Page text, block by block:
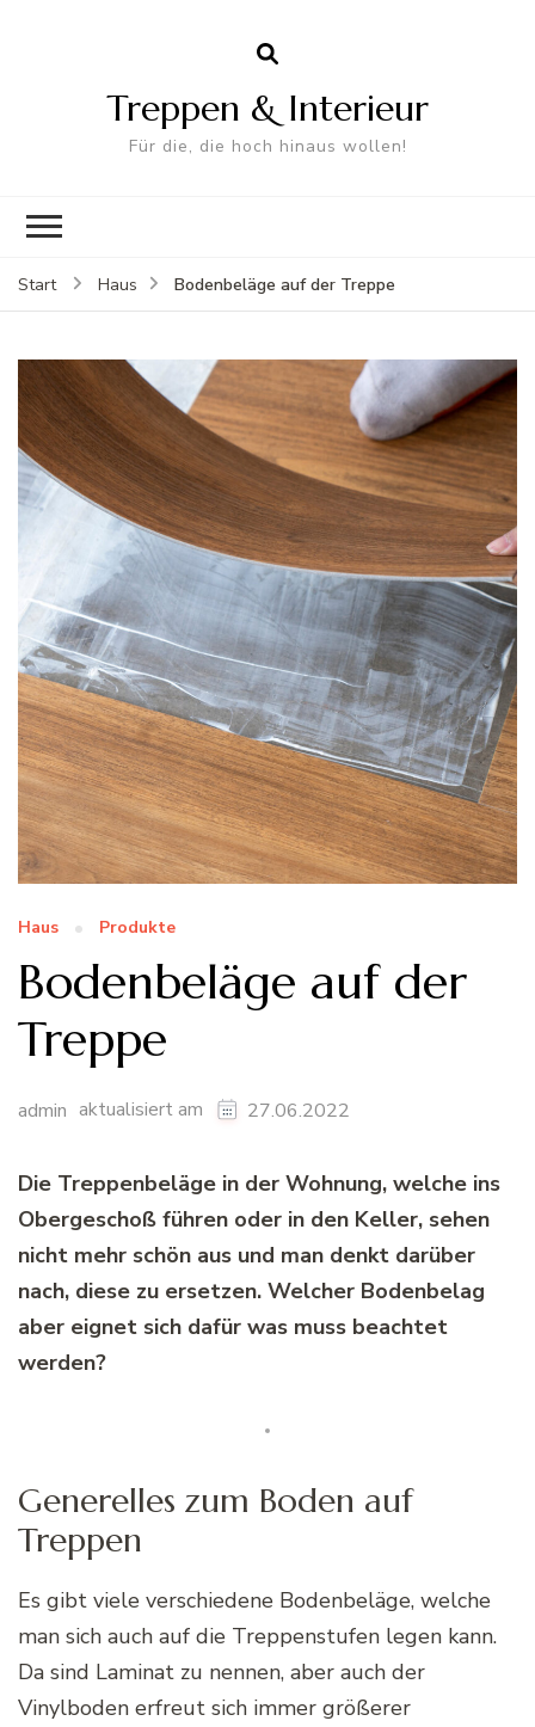
Treppen & Interieur
Für die, die hoch hinaus wollen!
Start Haus Bodenbeläge auf der Treppe
Haus Produkte
Bodenbeläge auf der
Treppe
admin aktualisiert am 27.06.2022
Die Treppenbeläge in der Wohnung, welche ins
Obergeschoß führen oder in den Keller, sehen
nicht mehr schön aus und man denkt darüber
nach, diese zu ersetzen. Welcher Bodenbelag
aber eignet sich dafür was muss beachtet
werden?
Generelles zum Boden auf
Treppen
Es gibt viele verschiedene Bodenbeläge, welche
man sich auch auf die Treppenstufen legen kann.
Da sind Laminat zu nennen, aber auch der
Vinylboden erfreut sich immer größerer